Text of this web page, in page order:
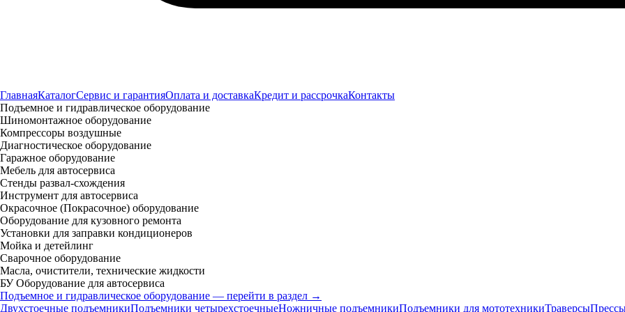
ГлавнаяКаталогСервис и гарантияОплата и доставкаКредит и рассрочкаКонтакты
Подъемное и гидравлическое оборудование
Шиномонтажное оборудование
Компрессоры воздушные
Диагностическое оборудование
Гаражное оборудование
Мебель для автосервиса
Стенды развал-схождения
Инструмент для автосервиса
Окрасочное (Покрасочное) оборудование
Оборудование для кузовного ремонта
Установки для заправки кондиционеров
Мойка и детейлинг
Сварочное оборудование
Масла, очистители, технические жидкости
БУ Оборудование для автосервиса
Подъемное и гидравлическое оборудование — перейти в раздел →
Двухстоечные подъемникиПодъемники четырехстоечныеНожничные подъемникиПодъемники для мототехникиТраверсы